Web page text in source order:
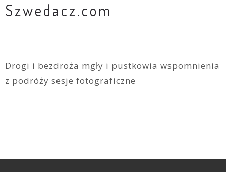
Szwedacz.com
Drogi i bezdroża mgły i pustkowia wspomnienia
z podróży sesje fotograficzne